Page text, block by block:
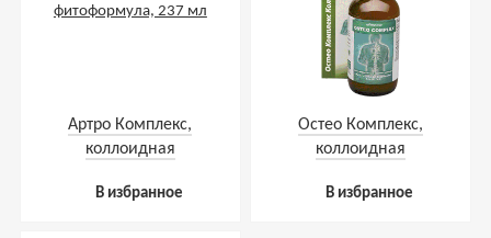
Артро Комплекс,
коллоидная
В избранное
Остео Комплекс,
коллоидная
В избранное